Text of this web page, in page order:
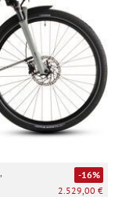
-16%
2.529,00 €